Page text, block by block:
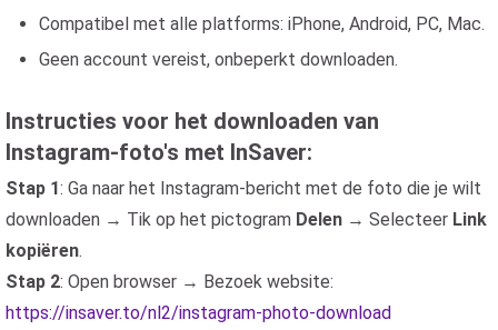
Compatibel met alle platforms: iPhone, Android, PC, Mac.
Geen account vereist, onbeperkt downloaden.
Instructies voor het downloaden van
Instagram-foto's met InSaver:
Stap 1: Ga naar het Instagram-bericht met de foto die je wilt
downloaden → Tik op het pictogram Delen → Selecteer Link
kopiëren.
Stap 2: Open browser → Bezoek website:
https://insaver.to/nl2/instagram-photo-download